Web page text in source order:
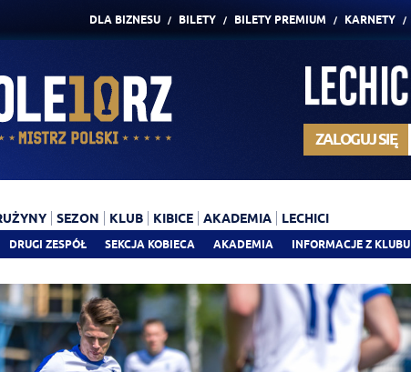
DLA BIZNESU BILETY BILETY PREMIUM KARNETY
ZALOGUJ SIĘ
DRUGI ZESPÓŁ SEKCJA KOBIECA AKADEMIA INFORMACJE Z KLUBU
SEZON KLUB KIBICE AKADEMIA LECHICI